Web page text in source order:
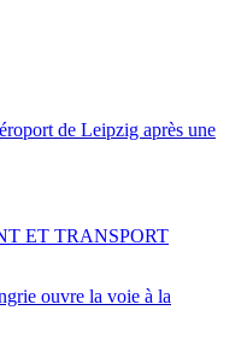
de Leipzig après une
ouvre la voie à la
ET TRANSPORT